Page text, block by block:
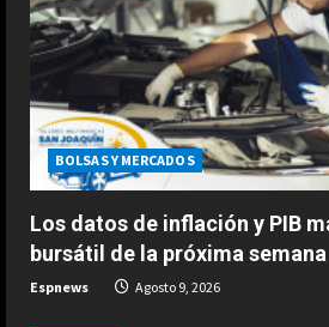
2
alineación en un
Agosto 9, 2026
3
DEPORTES
Gianni Infantino
fuerte
Agosto 9, 2026
1-0: River toca
BOLSAS Y MERCADOS
Los datos de inflación y PIB
bursátil de la próxima semana
Espnews Agosto 9, 2026